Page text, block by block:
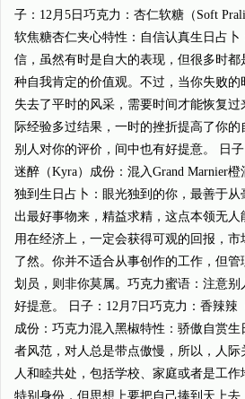
子：12月5日巧克力：杏仁软糖（Soft
软焦糖杏仁夹心特性：自信认真生日占卜
信，虽然有时是自大的表现，但很多时
种自我肯定的价值观。不过，当你失败
失去了平时的风采，需要时间才能恢复
际经验多过结果，一时的挫折提高了你
别人对你的评价，间中也有好提意。 日
迷醉（Kyra）成份：混入Grand Marnier
独到生日占卜：眼光独到的你，最善于
出最好事物来，精益求精，这点本领无
用在经济上，一定会获得可观的回报，市
了然。你并不适合从事创作的工作，但
划员，则非你莫属。巧克力蜜语：注意
好提意。 日子：12月7日巧克力：香辣辣（
成份：巧克力混入黑椒特性：骄傲自赏
者风范，对人总是带点傲慢，所以，人
人和睦共处，包括学校、家庭或者是工
特别身份，但思想上要把自己捧到天上去